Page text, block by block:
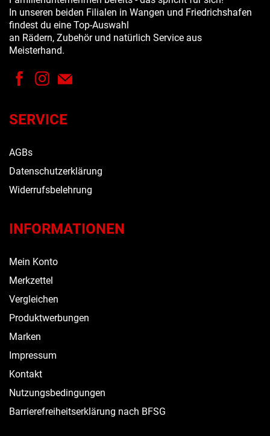
In unseren beiden Filialen in Wangen und Friedrichshafen
findest du eine Top-Auswahl
an Rädern, Zubehör und natürlich Service aus
Meisterhand.
SERVICE
AGBs
Datenschutzerklärung
Widerrufsbelehrung
INFORMATIONEN
Mein Konto
Merkzettel
Vergleichen
Produktwerbungen
Marken
Impressum
Kontakt
Nutzungsbedingungen
Barrierefreiheitserklärung nach BFSG